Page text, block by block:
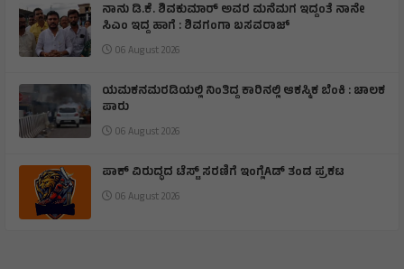
ನಾನು ಡಿ.ಕೆ. ಶಿವಕುಮಾರ್ ಅವರ ಮನೆಮಗ ಇದ್ದಂತೆ ನಾನೇ
ಸಿಎಂ ಇದ್ದ ಹಾಗೆ : ಶಿವಗಂಗಾ ಬಸವರಾಜ್
06 August 2026
ಯಮಕನಮರಡಿಯಲ್ಲಿ ನಿಂತಿದ್ದ ಕಾರಿನಲ್ಲಿ ಆಕಸ್ಮಿಕ ಬೆಂಕಿ : ಚಾಲಕ
ಪಾರು
06 August 2026
ಪಾಕ್ ವಿರುದ್ಧದ ಟೆಸ್ಟ್ ಸರಣಿಗೆ ಇಂಗ್ಲೆAಡ್ ತಂಡ ಪ್ರಕಟ
06 August 2026